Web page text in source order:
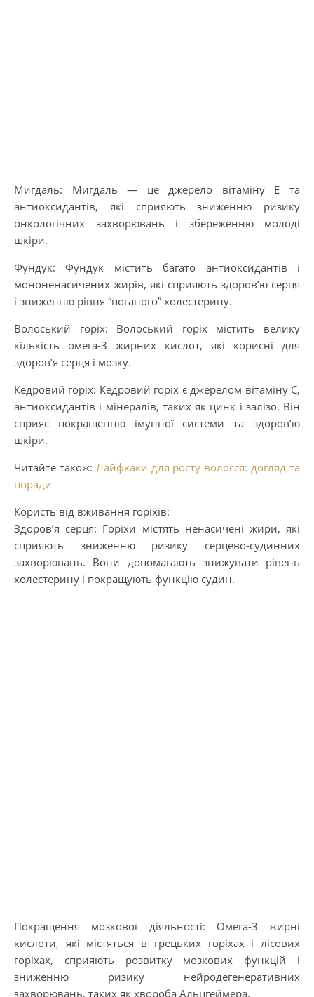
Мигдаль: Мигдаль — це джерело вітаміну Е та
антиоксидантів, які сприяють зниженню ризику
онкологічних захворювань і збереженню молоді
шкіри.
Фундук: Фундук містить багато антиоксидантів і
мононенасичених жирів, які сприяють здоров’ю серця
і зниженню рівня “поганого” холестерину.
Волоський горіх: Волоський горіх містить велику
кількість омега-3 жирних кислот, які корисні для
здоров’я серця і мозку.
Кедровий горіх: Кедровий горіх є джерелом вітаміну С,
антиоксидантів і мінералів, таких як цинк і залізо. Він
сприяє покращенню імунної системи та здоров’ю
шкіри.
Читайте також: Лайфхаки для росту волосся: догляд та
поради
Користь від вживання горіхів:
Здоров’я серця: Горіхи містять ненасичені жири, які
сприяють зниженню ризику серцево-судинних
захворювань. Вони допомагають знижувати рівень
холестерину і покращують функцію судин.
Покращення мозкової діяльності: Омега-3 жирні
кислоти, які містяться в грецьких горіхах і лісових
горіхах, сприяють розвитку мозкових функцій і
зниженню ризику нейродегенеративних
захворювань, таких як хвороба Альцгеймера.